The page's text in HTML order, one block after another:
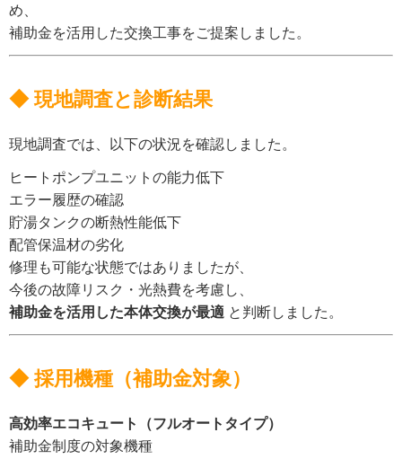
め、
補助金を活用した交換工事をご提案しました。
◆ 現地調査と診断結果
現地調査では、以下の状況を確認しました。
ヒートポンプユニットの能力低下
エラー履歴の確認
貯湯タンクの断熱性能低下
配管保温材の劣化
修理も可能な状態ではありましたが、
今後の故障リスク・光熱費を考慮し、
補助金を活用した本体交換が最適 と判断しました。
◆ 採用機種（補助金対象）
高効率エコキュート（フルオートタイプ）
補助金制度の対象機種